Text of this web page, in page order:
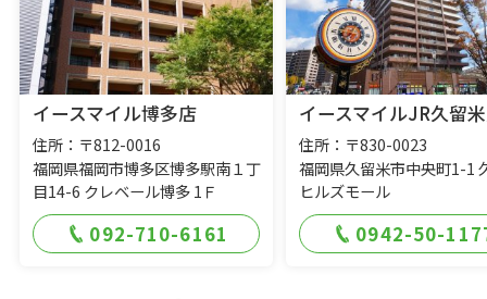
イースマイル博多店
住所：〒812-0016
福岡県福岡市博多区博多駅南１丁
目14-6 クレベール博多 1Ｆ
092-710-6161
イースマイルJR久留
住所：〒830-0023
福岡県久留米市中央町1-1
ヒルズモール
0942-50-